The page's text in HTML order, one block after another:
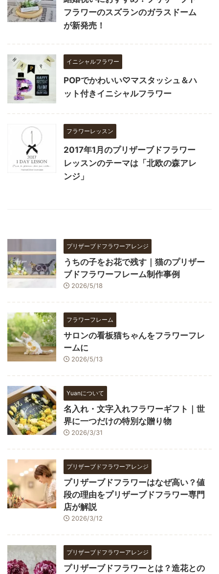
フラワーのスズランのガラスドーム
が新発売！
イニシャルフラワー
POPでかわいい♡マスタッシュ＆ハ
ット付きイニシャルフラワー
フラワーレッスン
2017年1月のプリザーブドフラワー
レッスンのテーマは「北欧の森アレ
ンジ」
プリザーブドフラワーアレンジ
うちの子をお花で残す｜猫のプリザー
ブドフラワーフレーム制作事例
2026/5/18
フラワーフレーム
サロンの看板猫ちゃんをフラワーフレ
ームに
2026/5/13
Yuanについて
名入れ・文字入れフラワーギフト｜世
界に一つだけの特別な贈り物
2026/3/31
プリザーブドフラワーアレンジ
プリザーブドフラワーはなぜ高い？値
段の理由をプリザーブドフラワー専門
店が解説
2026/3/12
プリザーブドフラワーアレンジ
プリザーブドフラワーとは？造花との